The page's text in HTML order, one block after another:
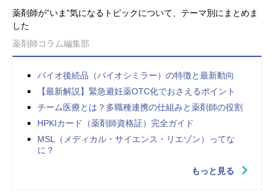
薬剤師が”いま”気になるトピックについて、テーマ別にまとめま
した
薬剤師コラム編集部
バイオ後続品（バイオシミラー）の特徴と最新動向
【最新解説】緊急避妊薬OTC化でおさえるポイント
チーム医療とは？多職種連携の仕組みと薬剤師の役割
HPKIカード（薬剤師資格証）完全ガイド
MSL（メディカル・サイエンス・リエゾン）ってな
に？
もっと見る